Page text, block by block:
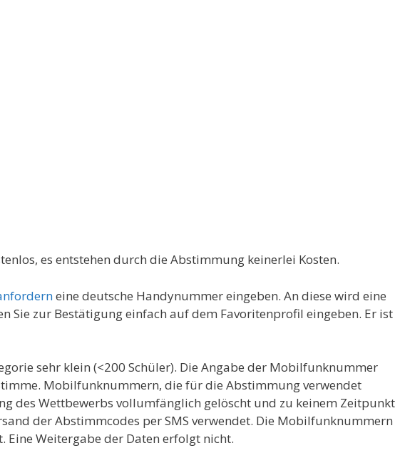
es entstehen durch die Abstimmung keinerlei Kosten.
eine deutsche Handynummer eingeben. An diese wird eine
Sie zur Bestätigung einfach auf dem Favoriten­profil eingeben. Er ist
sehr klein (<200 Schüler). Die Angabe der Mobilfunknummer
Mobilfunknummern, die für die Abstimmung verwendet
des Wettbewerbs vollumfänglich gelöscht und zu keinem Zeitpunkt
der Abstimmcodes per SMS verwendet. Die Mobilfunknummern
Eine Weitergabe der Daten erfolgt nicht.